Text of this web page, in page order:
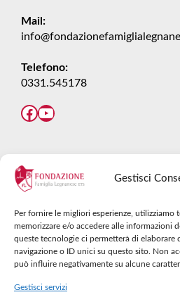
Gestisci
Per fornire le migliori esperienze, utilizziamo
memorizzare e/o accedere alle informazioni
queste tecnologie ci permetterà di
navigazione o ID unici su questo sito. Non
può influire negativamente su alcune
Gestisci servizi
Mail:
Telefono:
0331.545178
Facebook YouTube
DIVENTA
Diventare donatore è il
orgogliosi di un gesto
può diventare consapevole
talenti.